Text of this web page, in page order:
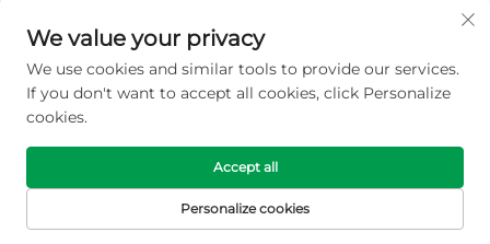
E-Mail:[email protected]
Tel.:+86-18018310578
Copyright © 2025 Wuxi Longhope Environmental co.ltd.
Alle Rechte vorbehalten. -Datenschutzrichtlinie
STARTSEITE PRODUKTE E-MAIL TELEFON
We value your privacy
We use cookies and similar tools to provide our services.
If you don't want to accept all cookies, click Personalize
cookies.
Personalize cookies
Accept all